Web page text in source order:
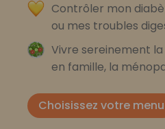
Contrôler mon
ou mes troubles
Vivre sereinement
en famille, la
Choisissez votre menu